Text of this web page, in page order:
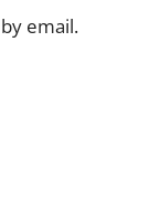
email.